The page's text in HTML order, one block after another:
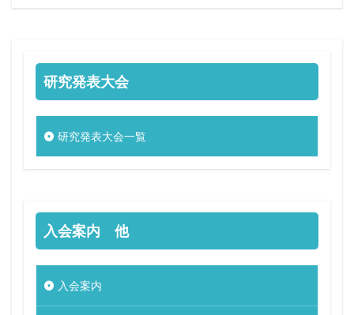
研究発表大会
研究発表大会一覧
入会案内 他
入会案内